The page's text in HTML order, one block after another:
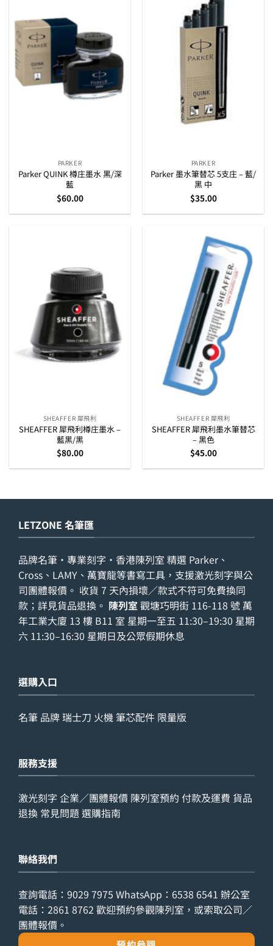
PARKER
Parker QUINK 樽庄墨水 黑/深
藍
$60.00
PARKER
Parker 墨水筆替芯 5支庄 – 藍/
黑 中
$35.00
SHEAFFER 犀飛利
SHEAFFER 犀飛利樽庄墨水 –
藍黑/黑
$80.00
SHEAFFER 犀飛利
SHEAFFER 犀飛利墨水筆替芯
– 黑色
$45.00
LETZONE 名筆匯
品牌名筆・專業刻字・香港陳列室 精選 Parker、
Cross、LAMY、萬寶龍等書寫工具，支援激光刻字與公
司團體報價。 收貨 7 天內損壞／款式不符可免費換同
款；詳見貨品退換 。 陳列室 觀塘巧明街 116-118 號 萬
年工業大廈 13 樓 B11 室 星期一至五 11:30–19:30 星期
六 11:30–16:30 星期日及公眾假期休息
選購入口
名筆 品牌瑞士刀 火機筆芯配件 限量版
服務支援
激光刻字 企業／團體報價 陳列室預約 付款及運費 貨品
退換 常見問題 選購指南
聯絡我們
查詢電話： 9029 7975 WhatsApp： 6538 6541 辦公室
電話： 2861 8762 歡迎預約參觀陳列室，或索取公司／
團體報價。